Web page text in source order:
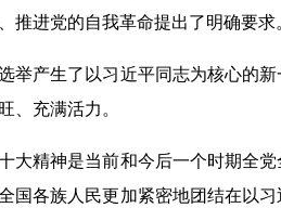
推进党的自我革命提出了明确要求。
产生了以习近平同志为核心的新
、充满活力。
精神是当前和今后一个时期全党
国各族人民更加紧密地团结在以